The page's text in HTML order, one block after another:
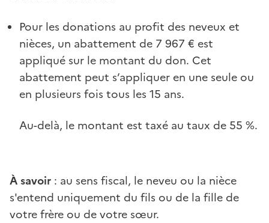
Pour les donations au profit des neveux et
nièces, un abattement de 7 967 € est
appliqué sur le montant du don. Cet
abattement peut s’appliquer en une seule ou
en plusieurs fois tous les 15 ans.
Au-delà, le montant est taxé au taux de 55 %.
À savoir : au sens fiscal, le neveu ou la nièce
s'entend uniquement du fils ou de la fille de
votre frère ou de votre sœur.